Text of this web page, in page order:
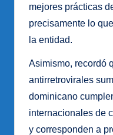
mejores prácticas
precisamente lo
la entidad.
Asimismo, recordó
antirretrovirales
dominicano
internacionales de
y corresponden a